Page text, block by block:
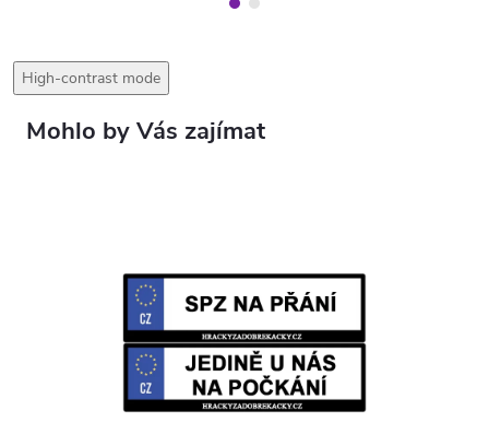
High-contrast mode